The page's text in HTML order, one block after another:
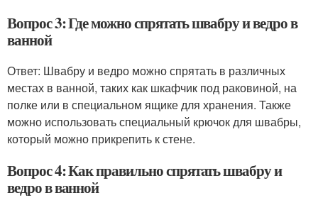
Вопрос 3: Где можно спрятать швабру и ведро в
ванной
Ответ: Швабру и ведро можно спрятать в различных
местах в ванной, таких как шкафчик под раковиной, на
полке или в специальном ящике для хранения. Также
можно использовать специальный крючок для швабры,
который можно прикрепить к стене.
Вопрос 4: Как правильно спрятать швабру и
ведро в ванной